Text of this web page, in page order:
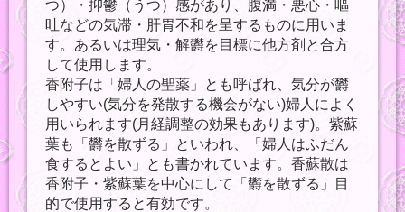
つ）・抑鬱（うつ）感があり、腹満・悪心・嘔
吐などの気滞・肝胃不和を呈するものに用いま
す。あるいは理気・解欝を目標に他方剤と合方
して使用します。
香附子は「婦人の聖薬」とも呼ばれ、気分が欝
しやすい(気分を発散する機会がない)婦人によく
用いられます(月経調整の効果もあります)。紫蘇
葉も「欝を散ずる」といわれ、「婦人はふだん
食するとよい」とも書かれています。香蘇散は
香附子・紫蘇葉を中心にして「欝を散ずる」目
的で使用すると有効です。